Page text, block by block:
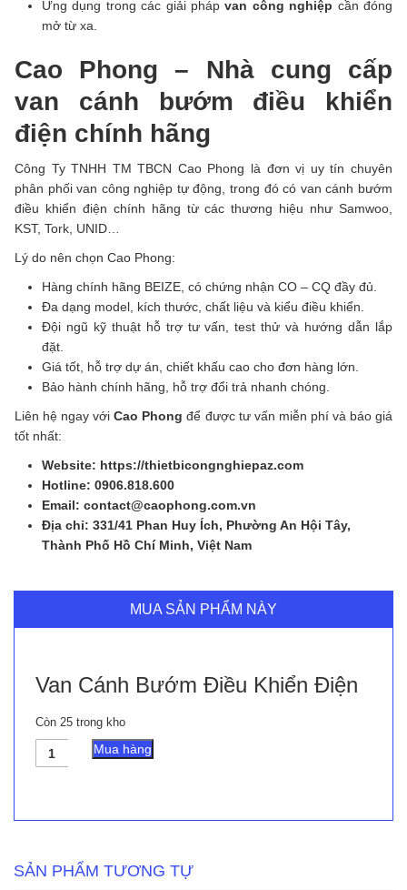
Ứng dụng trong các giải phápvan công nghiệp cần đóng
mở từ xa.
Cao Phong – Nhà cung cấp
van cánh bướm điều khiển
điện chính hãng
Công Ty TNHH TM TBCN Cao Phong là đơn vị uy tín chuyên
phân phối van công nghiệp tự động, trong đó có van cánh bướm
điều khiển điện chính hãng từ các thương hiệu như Samwoo,
KST, Tork, UNID…
Lý do nên chọn Cao Phong:
Hàng chính hãng BEIZE, có chứng nhận CO – CQ đầy đủ.
Đa dạng model, kích thước, chất liệu và kiểu điều khiển.
Đội ngũ kỹ thuật hỗ trợ tư vấn, test thử và hướng dẫn lắp
đặt.
Giá tốt, hỗ trợ dự án, chiết khấu cao cho đơn hàng lớn.
Bảo hành chính hãng, hỗ trợ đổi trả nhanh chóng.
Liên hệ ngay vớiCao Phong để được tư vấn miễn phí và báo giá
tốt nhất:
Website: https://thietbicongnghiepaz.com
Hotline: 0906.818.600
Email: contact@caophong.com.vn
Địa chỉ: 331/41 Phan Huy Ích, Phường An Hội Tây,
Thành Phố Hồ Chí Minh, Việt Nam
MUA SẢN PHẨM NÀY
Van Cánh Bướm Điều Khiển Điện
Còn 25 trong kho
Van
Cánh
Mua hàng
SẢN PHẨM TƯƠNG TỰ